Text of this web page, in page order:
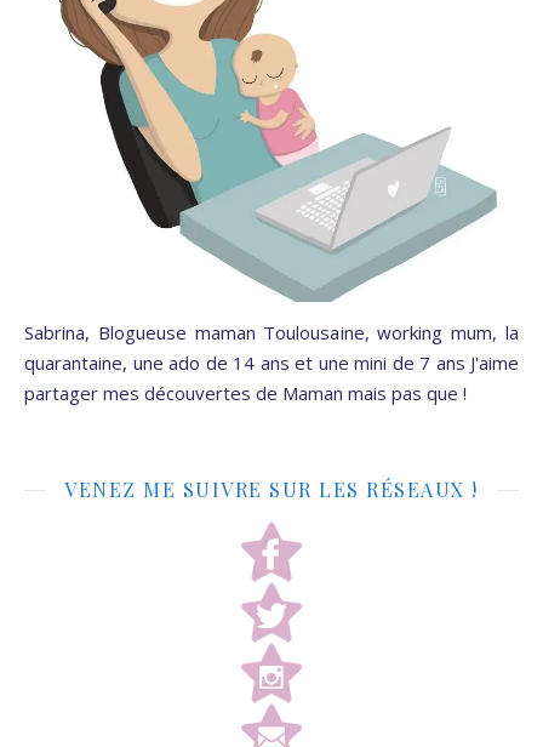
Sabrina, Blogueuse maman Toulousaine, working mum, la
quarantaine, une ado de 14 ans et une mini de 7 ans J'aime
partager mes découvertes de Maman mais pas que !
VENEZ ME SUIVRE SUR LES RÉSEAUX !